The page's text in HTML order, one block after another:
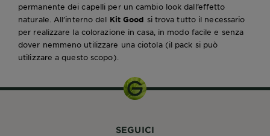
permanente dei capelli per un cambio look dall’effetto
naturale. All’interno del Kit Good si trova tutto il necessario
per realizzare la colorazione in casa, in modo facile e senza
dover nemmeno utilizzare una ciotola (il pack si può
utilizzare a questo scopo).
SEGUICI